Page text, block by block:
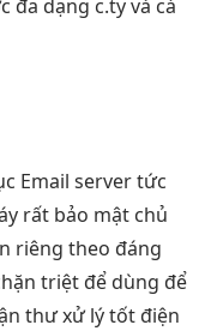
dạng c.ty và cá
Email servertức
rất bảo mật chủ
riêng theo đáng
triệt để dùng để
thưxử lý tốt điện